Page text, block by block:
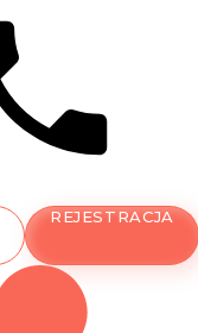
REJESTRACJA